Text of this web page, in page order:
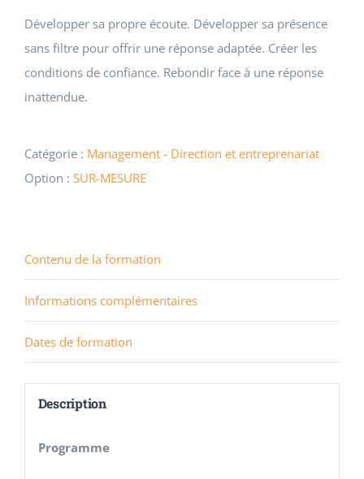
Développer sa propre écoute. Développer sa présence
sans filtre pour offrir une réponse adaptée. Créer les
conditions de confiance. Rebondir face à une réponse
inattendue.
Catégorie : Management - Direction et entreprenariat
Option : SUR-MESURE
Contenu de la formation
Informations complémentaires
Dates de formation
Description
Programme